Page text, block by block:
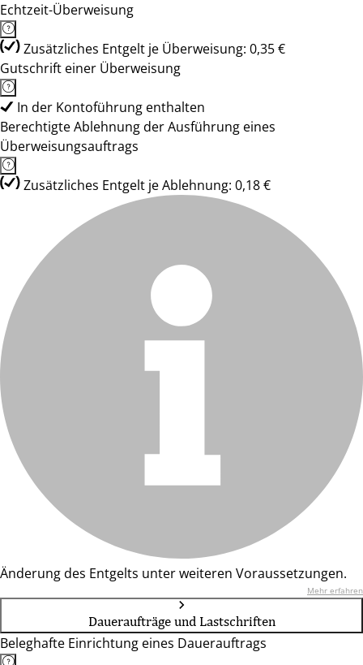
Echtzeit-Überweisung
Zusätzliches Entgelt je Überweisung: 0,35 €
Gutschrift einer Überweisung
In der Kontoführung enthalten
Berechtigte Ablehnung der Ausführung eines
Überweisungsauftrags
Zusätzliches Entgelt je Ablehnung: 0,18 €
Änderung des Entgelts unter weiteren Voraussetzungen.
Mehr erfahren
Daueraufträge und Lastschriften
Beleghafte Einrichtung eines Dauerauftrags